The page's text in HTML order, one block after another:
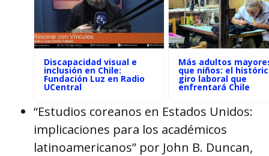
Discapacidad visual e
inclusión en Chile:
Fundación Luz en Radio
UCentral
Más adultos
que niños: el
giro laboral que
enfrentará Chile
“Estudios coreanos en Estados Unidos:
implicaciones para los académicos
latinoamericanos” por John B. Duncan,